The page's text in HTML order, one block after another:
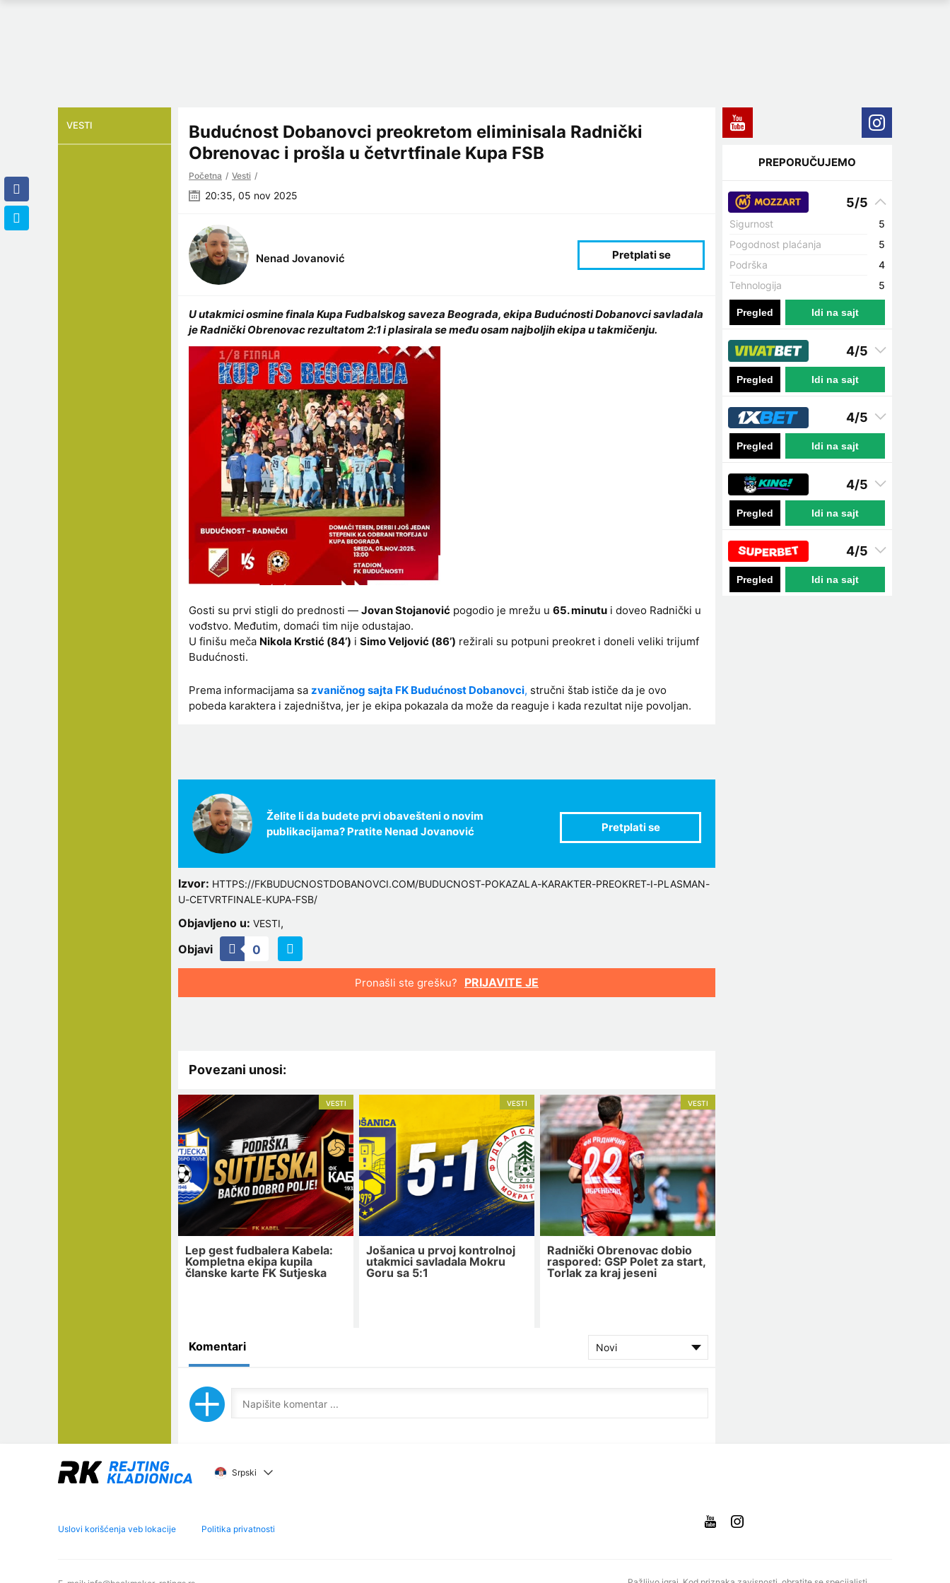
Budućnost Dobanovci preokretom eliminisala Radnički
Obrenovac i prošla u četvrtfinale Kupa FSB
Početna Vesti
20:35, 05 nov 2025
Nenad Jovanović
U utakmici osmine finala Kupa Fudbalskog saveza Beograda, ekipa Budućnosti Dobanovci savladala
je Radnički Obrenovac rezultatom 2:1 i plasirala se među osam najboljih ekipa u takmičenju.
Gosti su prvi stigli do prednosti — Jovan Stojanović pogodio je mrežu u 65. minutu i doveo Radnički u
vođstvo. Međutim, domaći tim nije odustajao.
U finišu meča Nikola Krstić (84’) i Simo Veljović (86’) režirali su potpuni preokret i doneli veliki trijumf
Budućnosti.
Prema informacijama sa zvaničnog sajta FK Budućnost Dobanovci, stručni štab ističe da je ovo
pobeda karaktera i zajedništva, jer je ekipa pokazala da može da reaguje i kada rezultat nije povoljan.
Želite li da budete prvi obavešteni o novim
publikacijama? Pratite Nenad Jovanović
Izvor: HTTPS://FKBUDUCNOSTDOBANOVCI.COM/BUDUCNOST-POKAZALA-KARAKTER-PREOKRET-I-PLASMAN-
U-CETVRTFINALE-KUPA-FSB/
Objavljeno u: VESTI,
Objavi 0
Pronašli ste grešku? PRIJAVITE JE
Povezani unosi:
VESTI
Lep gest fudbalera Kabela:
Kompletna ekipa kupila
članske karte FK Sutjeska
VESTI
Jošanica u prvoj kontrolnoj
utakmici savladala Mokru
Goru sa 5:1
VESTI
Radnički Obrenovac dobio
raspored: GSP Polet za start,
Torlak za kraj jeseni
Komentari Novi
VESTI
PREPORUČUJEMO
5/5
Sigurnost
5
Pogodnost plaćanja
5
Podrška
4
Tehnologija
5
Pregled Idi na sajt
4/5
Pregled Idi na sajt
4/5
Pregled Idi na sajt
4/5
Pregled Idi na sajt
4/5
Pregled Idi na sajt
Srpski
Uslovi korišćenja veb lokacije Politika privatnosti